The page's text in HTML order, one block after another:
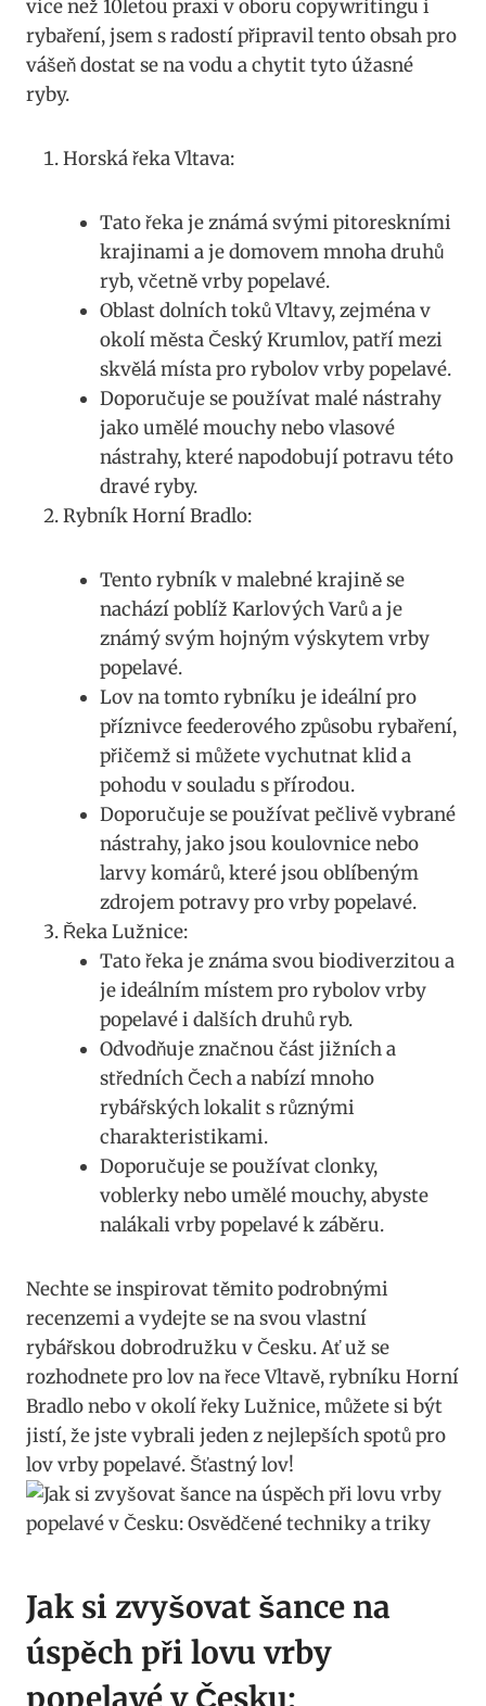
více než 10letou praxí​ v oboru copywritingu i
rybaření, jsem s radostí připravil tento obsah pro
vášeň dostat se na⁤ vodu a chytit⁢ tyto úžasné
ryby.
Horská řeka Vltava:
Tato řeka⁤ je ‍známá svými pitoreskními
krajinami a je domovem mnoha⁢ druhů
ryb, ⁢včetně vrby popelavé.
Oblast ‍dolních toků Vltavy, ​zejména v
⁣okolí města​ Český ‌Krumlov, patří mezi
skvělá místa pro rybolov ‌vrby popelavé.
Doporučuje se používat ⁤malé nástrahy
jako umělé mouchy nebo vlasové ​
nástrahy,⁤ které napodobují potravu⁤ této​
dravé ryby.
Rybník ‌Horní Bradlo:
Tento rybník v malebné krajině se
nachází poblíž Karlových Varů a je
známý svým hojným výskytem vrby
popelavé.
Lov ⁢na​ tomto ​rybníku je ideální pro
příznivce feederového způsobu rybaření,
přičemž si můžete vychutnat klid a
pohodu v⁤ souladu s přírodou.
Doporučuje ‍se​ používat pečlivě​ vybrané
nástrahy, jako jsou koulovnice nebo
larvy⁢ komárů, které jsou oblíbeným
zdrojem potravy pro vrby popelavé.
Řeka Lužnice:
Tato řeka je ⁢známa svou‍ biodiverzitou a
je ideálním ​místem pro rybolov vrby
popelavé ‍i dalších druhů ryb.
Odvodňuje značnou ‌část ​jižních a
středních ⁤Čech a nabízí mnoho
rybářských​ lokalit s různými
charakteristikami.
Doporučuje se používat clonky,
voblerky nebo umělé mouchy, abyste
nalákali ⁢vrby popelavé ⁢k záběru.
Nechte se inspirovat těmito ⁤podrobnými
‌recenzemi a vydejte se na ⁤svou vlastní⁣
rybářskou dobrodružku v⁣ Česku. Ať už se
rozhodnete ⁣pro lov‍ na ‍řece Vltavě, ⁢rybníku‌ Horní
‍Bradlo ⁤nebo v‍ okolí řeky‌ Lužnice, můžete si ⁢být
jistí, že jste‌ vybrali‌ jeden z ‌nejlepších‍ spotů pro⁢
lov vrby popelavé. Šťastný lov!
Jak si zvyšovat ⁣šance na‍
úspěch při lovu vrby⁤
popelavé v Česku: